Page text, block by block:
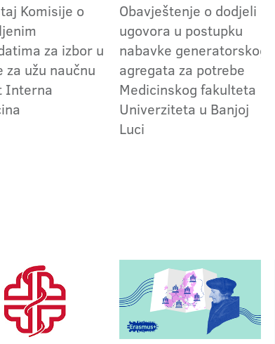
Komisije o
za izbor u
za užu naučnu
Interna
Obavještenje o dodjeli
ugovora u postupku
nabavke generatorskog
agregata za potrebe
Medicinskog fakulteta
Univerziteta u Banjoj
Luci